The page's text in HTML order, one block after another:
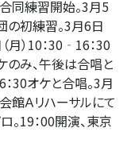
同練習開始。3月5
の初練習。3月6日
月）10：30‐16：30
のみ、午後は合唱と
30オケと合唱。3月
館Ａリハーサルにて
。19：00開演、東京